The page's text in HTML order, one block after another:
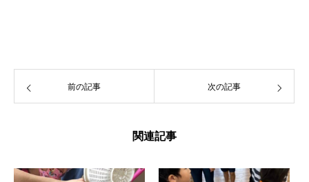
前の記事 次の記事
関連記事